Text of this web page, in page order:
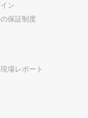
ン
保証制度
場レポート